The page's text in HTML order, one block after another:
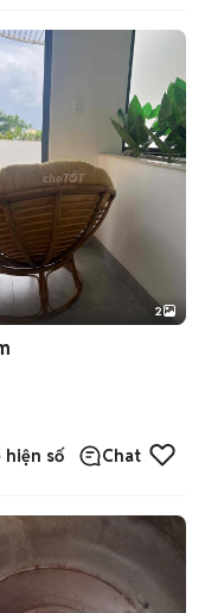
2
hiện số Chat